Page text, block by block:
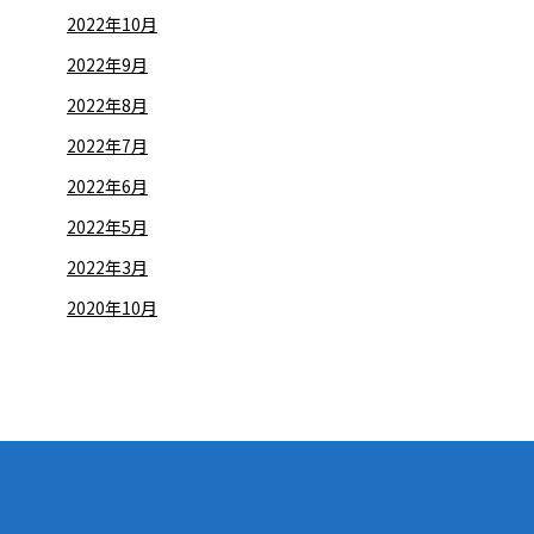
2022年10月
2022年9月
2022年8月
2022年7月
2022年6月
2022年5月
2022年3月
2020年10月